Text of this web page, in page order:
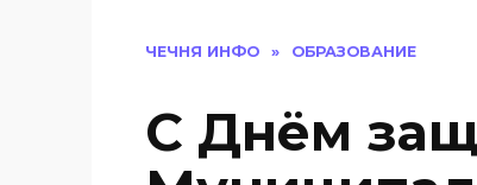
ЧЕЧНЯ ИНФО » ОБРАЗОВАНИЕ
С Днём